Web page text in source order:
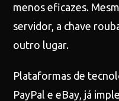
menos eficazes.
servidor, a chave
outro lugar.
Plataformas de
PayPal e eBay, já